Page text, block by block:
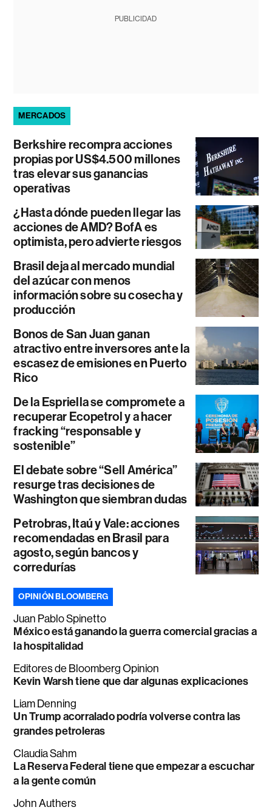
PUBLICIDAD
MERCADOS
Berkshire recompra acciones
propias por US$4.500 millones
tras elevar sus ganancias
operativas
¿Hasta dónde pueden llegar las
acciones de AMD? BofA es
optimista, pero advierte riesgos
Brasil deja al mercado mundial
del azúcar con menos
información sobre su cosecha y
producción
Bonos de San Juan ganan
atractivo entre inversores ante la
escasez de emisiones en Puerto
Rico
De la Espriella se compromete a
recuperar Ecopetrol y a hacer
fracking “responsable y
sostenible”
El debate sobre “Sell América”
resurge tras decisiones de
Washington que siembran dudas
Petrobras, Itaú y Vale: acciones
recomendadas en Brasil para
agosto, según bancos y
corredurías
OPINIÓN BLOOMBERG
Juan Pablo Spinetto
México está ganando la guerra comercial gracias a
la hospitalidad
Editores de Bloomberg Opinion
Kevin Warsh tiene que dar algunas explicaciones
Liam Denning
Un Trump acorralado podría volverse contra las
grandes petroleras
Claudia Sahm
La Reserva Federal tiene que empezar a escuchar
a la gente común
John Authers